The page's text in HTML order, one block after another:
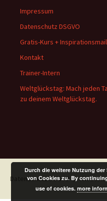
Impressum
Datenschutz DSGVO
Gratis-Kurs +
Kontakt
Trainer-Intern
Weltglückstag: Mach jeden
zu deinem Weltglückstag.
Datenschutz DSGVO Mit
Durch die weitere Nutzung
von Cookies zu. By
use of cookies.more